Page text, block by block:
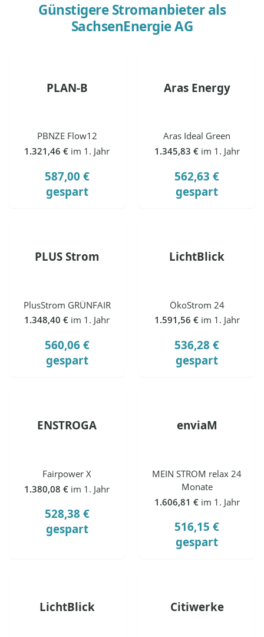
Günstigere Stromanbieter als
SachsenEnergie AG
PLAN-B
PBNZE Flow12
1.321,46 € im 1. Jahr
587,00 €
gespart
Aras Energy
Aras Ideal Green
1.345,83 € im 1. Jahr
562,63 €
gespart
PLUS Strom
PlusStrom GRÜNFAIR
1.348,40 € im 1. Jahr
560,06 €
gespart
LichtBlick
ÖkoStrom 24
1.591,56 € im 1. Jahr
536,28 €
gespart
ENSTROGA
Fairpower X
1.380,08 € im 1. Jahr
528,38 €
gespart
enviaM
MEIN STROM relax 24
Monate
1.606,81 € im 1. Jahr
516,15 €
gespart
LichtBlick Citiwerke